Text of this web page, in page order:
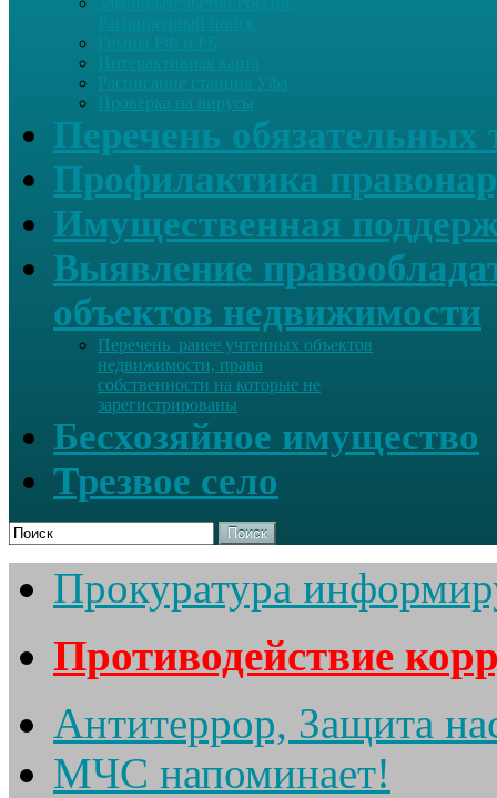
Интерактивная карта
Расписание станция Уфа
Проверка на вирусы
Перечень обязательных
Профилактика
Имущественная
Выявление
объектов недвижимости
Перечень ранее учтенных объектов
недвижимости, права
собственности на которые не
зарегистрированы
Бесхозяйное имущество
Трезвое село
Поиск
Прокуратура
Противодействие
Антитеррор, Защита
МЧС напоминает!